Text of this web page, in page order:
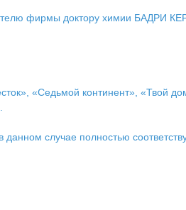
фирмы доктору химии БАДРИ
«Седьмой континент», «Твой
случае полностью